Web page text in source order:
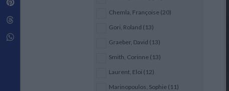
Vie familiale
SOCIOLOGIE
Travail social
Santé et société
ETHNOLOGIE
Anthropologie
Matériaux de l’architecture
Urbanisme
Disciplines paramédicales
Chemla, Françoise (20)
Gori, Roland (13)
Graeber, David (13)
Smith, Corinne (13)
Laurent, Eloi (12)
Marinopoulos, Sophie (11)